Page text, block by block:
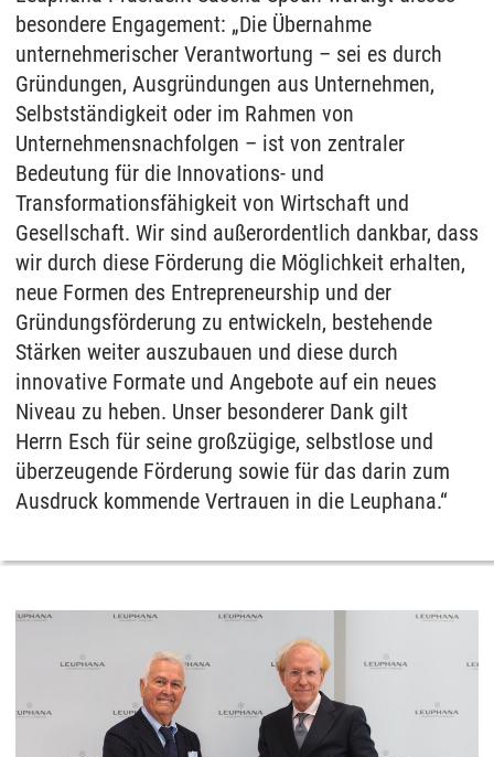
besondere Engagement: „Die Übernahme
unternehmerischer Verantwortung – sei es durch
Gründungen, Ausgründungen aus Unternehmen,
Selbstständigkeit oder im Rahmen von
Unternehmensnachfolgen – ist von zentraler
Bedeutung für die Innovations- und
Transformationsfähigkeit von Wirtschaft und
Gesellschaft. Wir sind außerordentlich dankbar, dass
wir durch diese Förderung die Möglichkeit erhalten,
neue Formen des Entrepreneurship und der
Gründungsförderung zu entwickeln, bestehende
Stärken weiter auszubauen und diese durch
innovative Formate und Angebote auf ein neues
Niveau zu heben. Unser besonderer Dank gilt
Herrn Esch für seine großzügige, selbstlose und
überzeugende Förderung sowie für das darin zum
Ausdruck kommende Vertrauen in die Leuphana.“